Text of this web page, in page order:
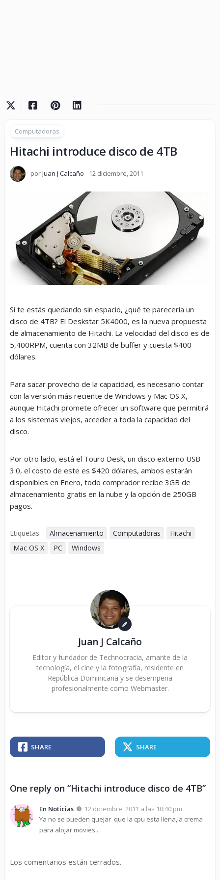
Computadoras
Hitachi introduce disco de 4TB
porJuan J Calcaño 12 diciembre, 2011
Si te estás quedando sin espacio, ¿qué te parecería un
disco de 4TB? El Deskstar 5K4000, es la nueva propuesta
de almacenamiento de Hitachi. La velocidad del disco es de
5,400RPM, cuenta con 32MB de buffer y cuesta $400
dólares.
Para sacar provecho de la capacidad, es necesario contar
con la versión más reciente de Windows y Mac OS X,
aunque Hitachi promete ofrecer un software que permitirá
a los sistemas viejos, acceder a toda la capacidad del
disco.
Por otro lado, está el Touro Desk, un disco externo USB
3.0, el costo de este es $420 dólares, ambos estarán
disponibles en Enero, todo comprador recibe 3GB de
almacenamiento gratis en la nube y la opción de 250GB
pagos.
Etiquetas: Almacenamiento Computadoras
Hitachi
Mac OS X
PC Windows
Juan J Calcaño
Editor y fundador de Technocracia, amante de la
tecnología, el cine y la fotografía, residente en
República Dominicana y se desempeña
profesionalmente como Webmaster.
SHARE SHARE
One reply on “Hitachi introduce disco de 4TB”
En Noticias
12 diciembre, 2011 a las 10:40 pm
Ya no se pueden quejar que la cpu esta llena,la crema
para alojar movies..
Los comentarios están cerrados.